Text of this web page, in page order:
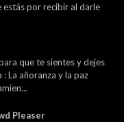
estás por recibir al darle
que te sientes y dejes
La añoranza y la paz
Pleaser